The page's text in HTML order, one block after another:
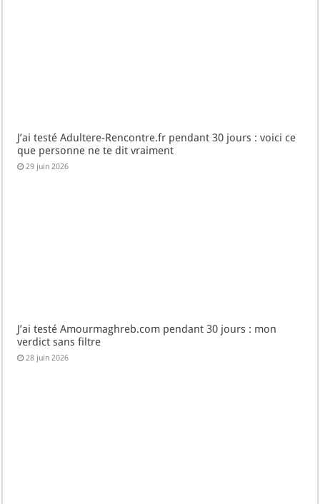
J’ai testé Adultere-Rencontre.fr pendant 30 jours : voici ce
que personne ne te dit vraiment
29 juin 2026
J’ai testé Amourmaghreb.com pendant 30 jours : mon
verdict sans filtre
28 juin 2026